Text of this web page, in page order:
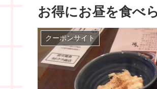
お得にお昼を食べ
クーポンサイト